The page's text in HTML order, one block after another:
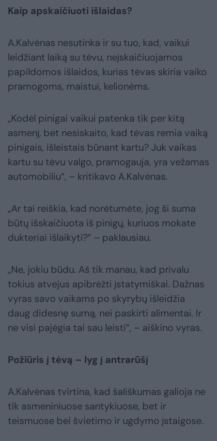
Kaip apskaičiuoti išlaidas?
A.Kalvėnas nesutinka ir su tuo, kad, vaikui
leidžiant laiką su tėvu, neįskaičiuojamos
papildomos išlaidos, kurias tėvas skiria vaiko
pramogoms, maistui, kelionėms.
„Kodėl pinigai vaikui patenka tik per kitą
asmenį, bet nesiskaito, kad tėvas remia vaiką
pinigais, išleistais būnant kartu? Juk vaikas
kartu su tėvu valgo, pramogauja, yra vežamas
automobiliu”, – kritikavo A.Kalvėnas.
„Ar tai reiškia, kad norėtumėte, jog ši suma
būtų išskaičiuota iš pinigų, kuriuos mokate
dukteriai išlaikyti?” – paklausiau.
„Ne, jokiu būdu. Aš tik manau, kad privalu
tokius atvejus apibrėžti įstatymiškai. Dažnas
vyras savo vaikams po skyrybų išleidžia
daug didesnę sumą, nei paskirti alimentai. Ir
ne visi pajėgia tai sau leisti”, – aiškino vyras.
Požiūris į tėvą – lyg į antrarūšį
A.Kalvėnas tvirtina, kad šališkumas galioja ne
tik asmeniniuose santykiuose, bet ir
teismuose bei švietimo ir ugdymo įstaigose.